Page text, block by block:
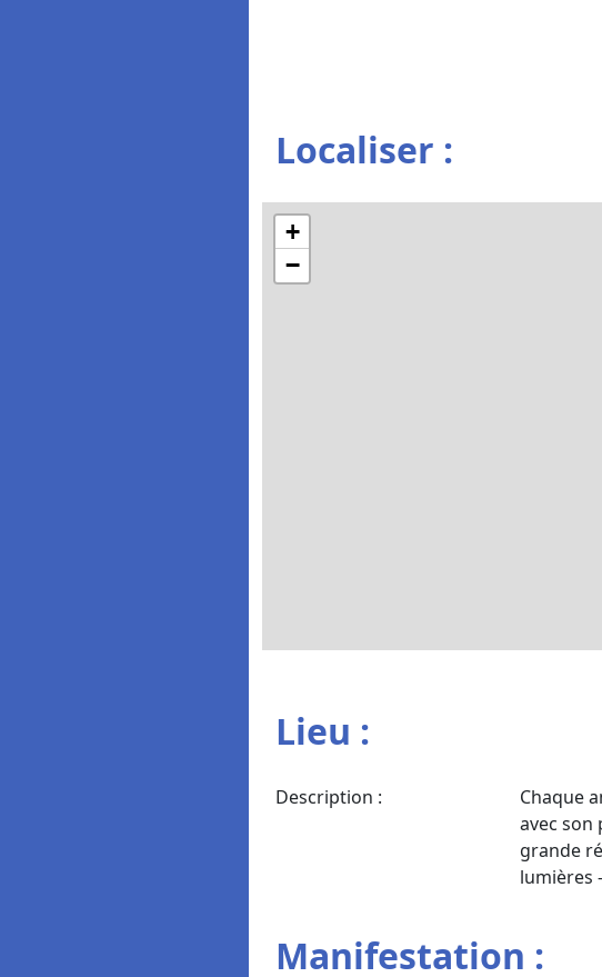
Localiser :
+
−
Lieu :
Description :
Chaque
avec son
grande
lumières
Manifestation :